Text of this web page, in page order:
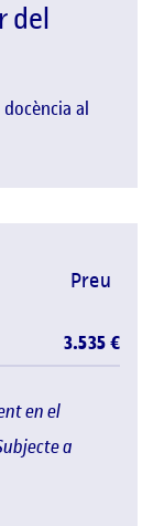
del
al
en el
a
Preu
3.535 €